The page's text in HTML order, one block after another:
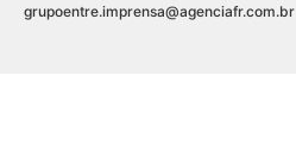
grupoentre.imprensa@agenciafr.com.br